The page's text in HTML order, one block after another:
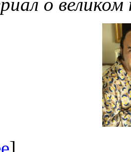
о великом